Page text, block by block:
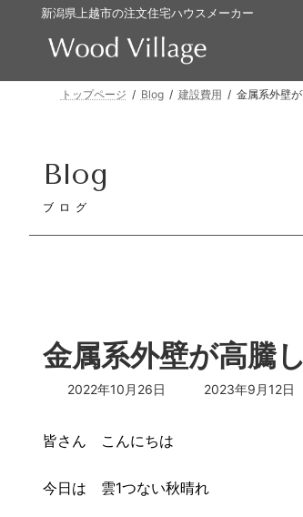
新潟県上越市の注文住宅ハウスメーカー
トップページ Blog 建設費用 金属系外壁
Blog
ブログ
金属系外壁が高騰
2022年10月26日
最
:
2023年9月12日
皆さん こんにちは
今日は 雲1つない秋晴れ